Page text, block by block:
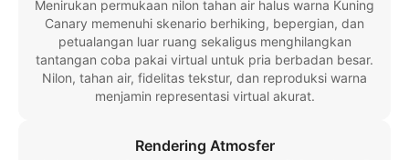
Menirukan permukaan nilon tahan air halus warna Kuning
Canary memenuhi skenario berhiking, bepergian, dan
petualangan luar ruang sekaligus menghilangkan
tantangan coba pakai virtual untuk pria berbadan besar.
Nilon, tahan air, fidelitas tekstur, dan reproduksi warna
menjamin representasi virtual akurat.
Rendering Atmosfer